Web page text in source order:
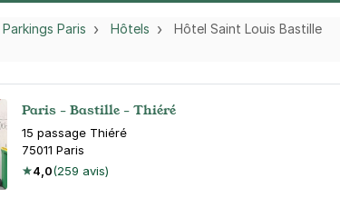
Parkings Paris Hôtels Hôtel Saint Louis Bastille
Paris - Bastille - Thiéré
15 passage Thiéré
75011 Paris
4,0(259 avis)